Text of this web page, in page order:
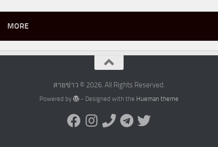
MORE
สายข่าว © 2026. All Rights Reserved.
Powered by - Designed with the Hueman theme